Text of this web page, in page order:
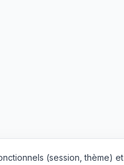
(session, thème) et